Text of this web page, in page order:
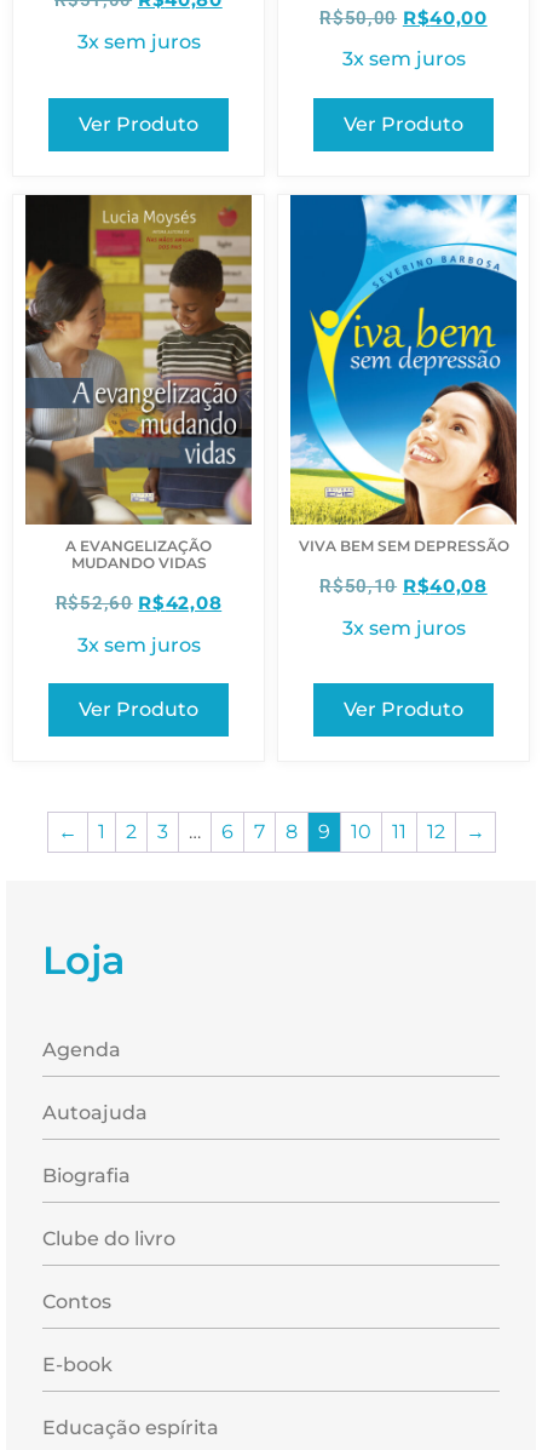
Loja
Agenda
Autoajuda
Biografia
Clube do livro
Contos
E-book
Educação espírita
3x sem juros
Ver Produto
R$50,00 R$40,00
3x sem juros
Ver Produto
A EVANGELIZAÇÃO
MUDANDO VIDAS
R$52,60 R$42,08
3x sem juros
Ver Produto
VIVA BEM SEM DEPRESSÃO
R$50,10 R$40,08
3x sem juros
Ver Produto
← 1 2 3 … 6 7 8 9 10 11 12 →